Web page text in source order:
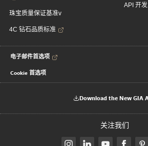
珠宝质量保证基准v
4C 钻石品质标准
API 开
电子邮件首选项
Cookie 首选项
Download the New GIA
关注我们